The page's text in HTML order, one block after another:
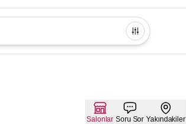
Salonlar Soru Sor Yakındakiler